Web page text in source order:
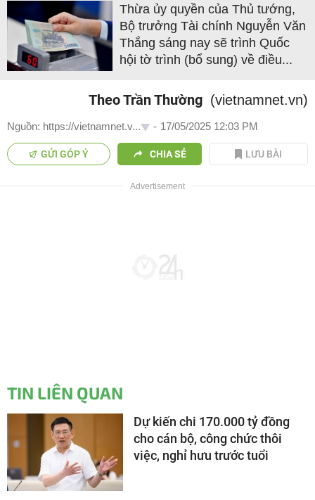
Thừa ủy quyền của Thủ tướng,
Bộ trưởng Tài chính Nguyễn Văn
Thắng sáng nay sẽ trình Quốc
hội tờ trình (bổ sung) về điều...
Theo Trần Thường (vietnamnet.vn)
Nguồn: https://vietnamnet.v... - 17/05/2025 12:03 PM
GỬI GÓP Ý CHIA SẺ LƯU BÀI
TIN LIÊN QUAN
Dự kiến chi 170.000 tỷ đồng
cho cán bộ, công chức thôi
việc, nghỉ hưu trước tuổi